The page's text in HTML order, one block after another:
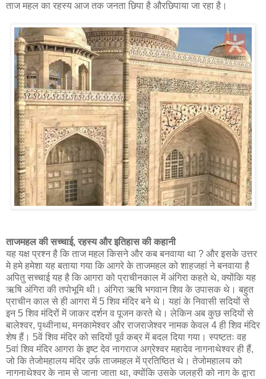
ताज महल का रहस्य आज तक जनता छिपा है औरछिपाया जा रहा है।
ताजमहल की सच्चाई, रहस्य और इतिहास की कहानी
यह यक्ष प्रश्न है कि ताज महल किसने और कब बनवाया था ? और इसके उत्तर
मे हमे हमेशा यह बताया गया कि आगरे के ताजमहल को शाहजहां ने बनवाया है
अपितु सच्चाई यह है कि आगरा को प्राचीनकाल में अंगिरा कहते थे, क्योंकि यह
ऋषि अंगिरा की तपोभूमि थी। अंगिरा ऋषि भगवान शिव के उपासक थे। बहुत
प्राचीन काल से ही आगरा में 5 शिव मंदिर बने थे। यहां के निवासी सदियों से
इन 5 शिव मंदिरों में जाकर दर्शन व पूजन करते थे। लेकिन अब कुछ सदियों से
बालेश्वर, पृथ्वीनाथ, मनकामेश्वर और राजराजेश्वर नामक केवल 4 ही शिव मंदिर
शेष हैं। 5वें शिव मंदिर को सदियों पूर्व कब्र में बदल दिया गया। स्पष्टतः वह
5वां शिव मंदिर आगरा के इष्ट देव नागराज अग्रेश्वर महादेव नागनाथेश्वर ही हैं,
जो कि तेजोमहालय मंदिर उर्फ ताजमहल में प्रतिष्ठित थे। तेजोमहालय को
नागनाथेश्वर के नाम से जाना जाता था, क्योंकि उसके जलहरी को नाग के द्वारा